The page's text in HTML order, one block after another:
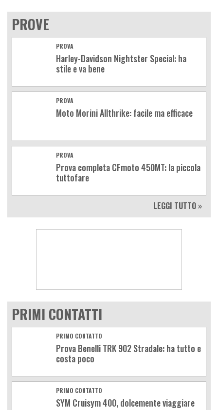
PROVE
PROVA
Harley-Davidson Nightster Special: ha
stile e va bene
PROVA
Moto Morini Allthrike: facile ma efficace
PROVA
Prova completa CFmoto 450MT: la piccola
tuttofare
LEGGI TUTTO »
PRIMI CONTATTI
PRIMO CONTATTO
Prova Benelli TRK 902 Stradale: ha tutto e
costa poco
PRIMO CONTATTO
SYM Cruisym 400, dolcemente viaggiare